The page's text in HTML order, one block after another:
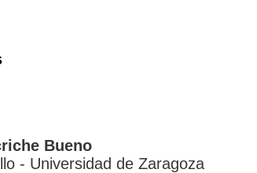
Bueno
- Universidad de Zaragoza